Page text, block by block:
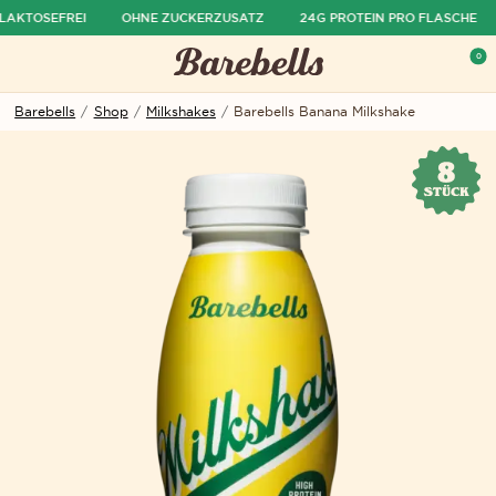
OHNE ZUCKERZUSATZ 24G PROTEIN PRO FLASCHE
0
Barebells / Shop / Milkshakes / Barebells Banana Milkshake
ausblenden